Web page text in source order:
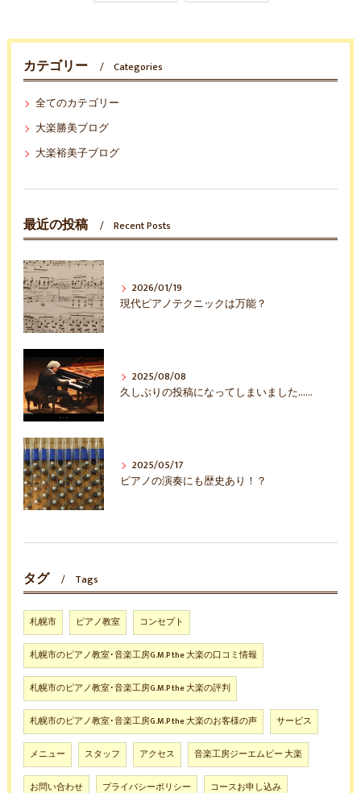
カテゴリー Categories
全てのカテゴリー
大楽勝美ブログ
大楽裕美子ブログ
最近の投稿 Recent Posts
2026/01/19
現代ピアノテクニックは万能？
2025/08/08
久しぶりの投稿になってしまいました……
2025/05/17
ピアノの演奏にも歴史あり！？
タグ Tags
札幌市 ピアノ教室 コンセプト
札幌市のピアノ教室･音楽工房G.M.P the 大楽の口コミ情報
札幌市のピアノ教室･音楽工房G.M.P the 大楽の評判
札幌市のピアノ教室･音楽工房G.M.P the 大楽のお客様の声 サービス
メニュー スタッフ アクセス 音楽工房ジーエムピー 大楽
お問い合わせ プライバシーポリシー コースお申し込み